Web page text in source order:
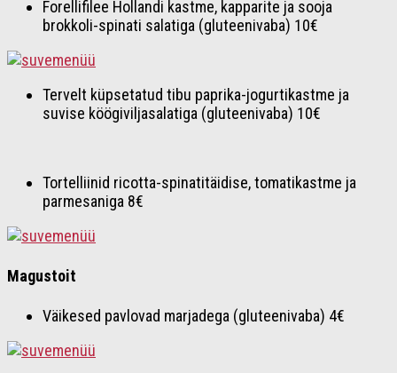
Forellifilee Hollandi kastme, kapparite ja sooja
brokkoli-spinati salatiga (gluteenivaba) 10€
Tervelt küpsetatud tibu paprika-jogurtikastme ja
suvise köögiviljasalatiga (gluteenivaba) 10€
Tortelliinid ricotta-spinatitäidise, tomatikastme ja
parmesaniga 8€
Magustoit
Väikesed pavlovad marjadega (gluteenivaba) 4€